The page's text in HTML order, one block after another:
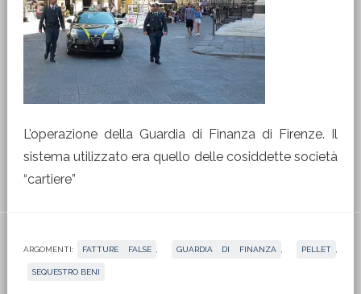
L’operazione della Guardia di Finanza di Firenze. Il
sistema utilizzato era quello delle cosiddette società
“cartiere”
ARGOMENTI: FATTURE FALSE GUARDIA DI FINANZA PELLET
SEQUESTRO BENI